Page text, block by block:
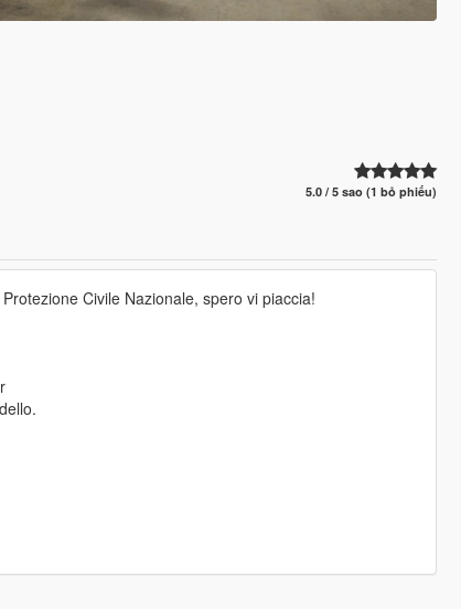
5.0 / 5 sao (1 bỏ phiếu)
Civile Nazionale, spero vi piaccia!